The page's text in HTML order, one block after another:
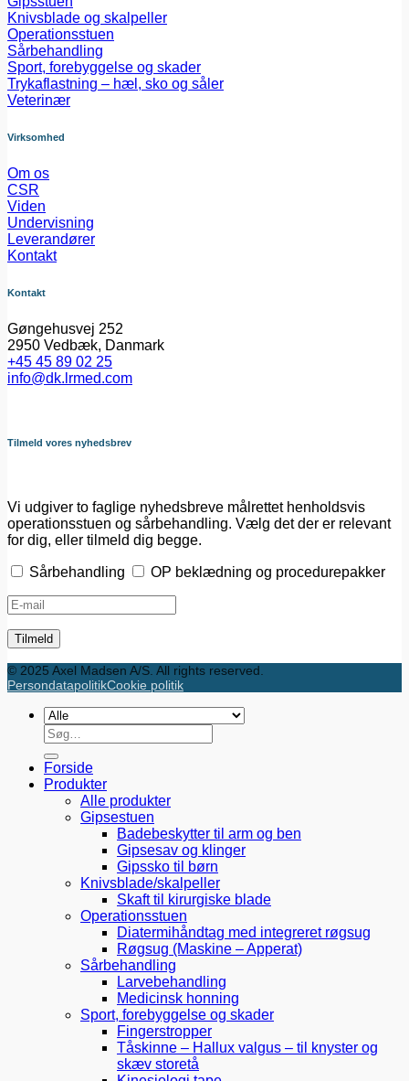
Knivsblade og skalpeller
Operationsstuen
Sårbehandling
Sport, forebyggelse og skader
Trykaflastning – hæl, sko og såler
Veterinær
Virksomhed
Om os
CSR
Viden
Undervisning
Leverandører
Kontakt
Kontakt
Gøngehusvej 252
2950 Vedbæk, Danmark
+45 45 89 02 25
info@dk.lrmed.com
Tilmeld vores nyhedsbrev
Vi udgiver to faglige nyhedsbreve målrettet henholdsvis
operationsstuen og sårbehandling. Vælg det der er relevant
for dig, eller tilmeld dig begge.
Sårbehandling OP beklædning og procedurepakker
© 2025 Axel Madsen A/S. All rights reserved.
PersondatapolitikCookie politik
Søg
efter:
Forside
Produkter
Alle produkter
Gipsestuen
Badebeskytter til arm og ben
Gipsesav og klinger
Gipssko til børn
Knivsblade/skalpeller
Skaft til kirurgiske blade
Operationsstuen
Diatermihåndtag med integreret røgsug
Røgsug (Maskine – Apperat)
Sårbehandling
Larvebehandling
Medicinsk honning
Sport, forebyggelse og skader
Fingerstropper
Tåskinne – Hallux valgus – til knyster og
skæv storetå